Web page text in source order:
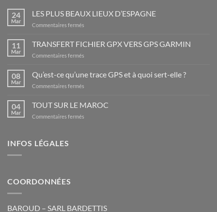
24
Mar
LES PLUS BEAUX LIEUX D’ESPAGNE
Commentaires fermés
PLUS
11
Mar
TRANSFERT FICHIER GPX VERS GPS GARMIN
Commentaires fermés
FICHIER
GARMIN
08
Mar
Qu’est-ce qu’une trace GPS et à quoi sert-elle ?
Commentaires fermés
ce
04
Mar
TOUT SUR LE MAROC
Commentaires fermés
INFOS LÉGALES
COORDONNÉES
BAROUD – SARL BARDETTIS